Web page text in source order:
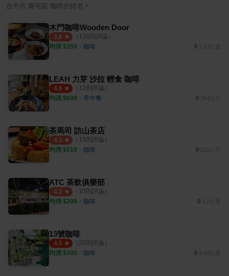
台中市 南屯區 咖啡 的排名 ›
木門咖啡Wooden Door
3.6 （ 116則評論）
均消 $350 ・ 咖啡 1.43公里
LEAH 力芽 沙拉 輕食 咖啡
4.6 （ 12則評論）
均消 $600 ・ 早午餐 704公尺
茶馬司 訪山茶店
4.3 （ 13則評論）
均消 $510 ・ 咖啡
ATC 茶飲俱樂部
4.2 （ 10則評論）
均消 $200 ・ 咖啡
13號咖啡
4.5 （ 20則評論）
均消 $300 ・ 咖啡